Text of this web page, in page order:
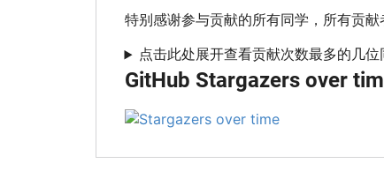
特别感谢参与贡献的所有同学，所有贡献
点击此处展开查看贡献次数最多的几位
GitHub Stargazers over